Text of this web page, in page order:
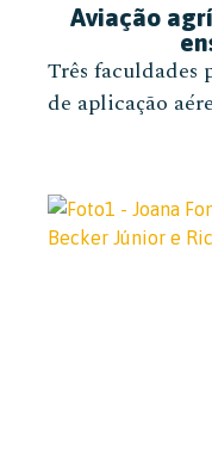
Aviação
Três faculdades
de aplicação